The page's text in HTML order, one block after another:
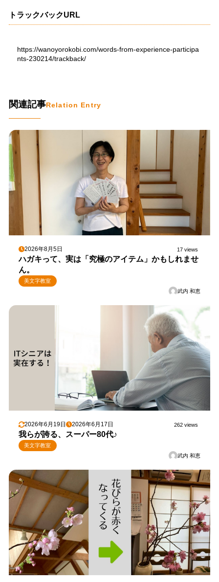
トラックバックURL
https://wanoyorokobi.com/words-from-experience-participa
nts-230214/trackback/
関連記事Relation Entry
2026年8月5日 17 views
ハガキって、実は「究極のアイテム」かもしれませ
ん。
美文字教室
武内 和恵
2026年6月19日 2026年6月17日 262 views
我らが誇る、スーパー80代♪
美文字教室
武内 和恵